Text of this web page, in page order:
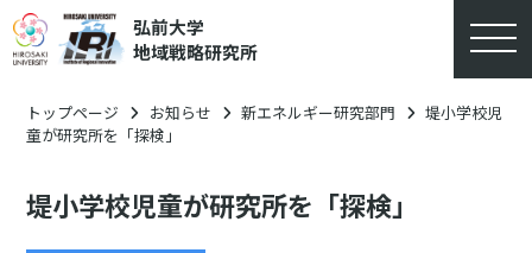
弘前大学
地域戦略研究所
トップページ お知らせ 新エネルギー研究部門
堤小学校児
童が研究所を「探検」
堤小学校児童が研究所を「探検」